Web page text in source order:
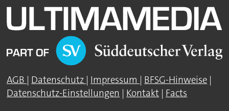
AGB | Datenschutz | Impressum | BFSG-Hinweise |
Datenschutz-Einstellungen | Kontakt | Facts